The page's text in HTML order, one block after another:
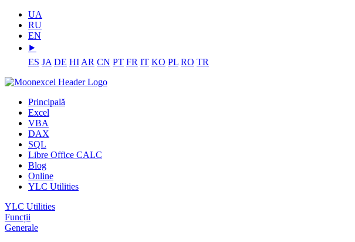
UA
RU
EN
⯈
ES JA DE HI AR CN PT FR IT KO PL RO TR
Principală
Excel
VBA
DAX
SQL
Libre Office CALC
Blog
Online
YLC Utilities
YLC Utilities
Funcții
Generale